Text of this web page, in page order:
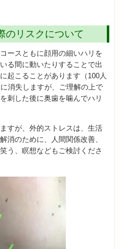
のリスクについて
ースともに顔用の細いハリを
る間に動いたりすることで出
起こることがあります（100人
消失しますが、ご理解の上で
刺した後に奥歯を噛んでハリ
すが、外的ストレスは、生活
消のために、人間関係改善、
う、瞑想などもご検討くださ